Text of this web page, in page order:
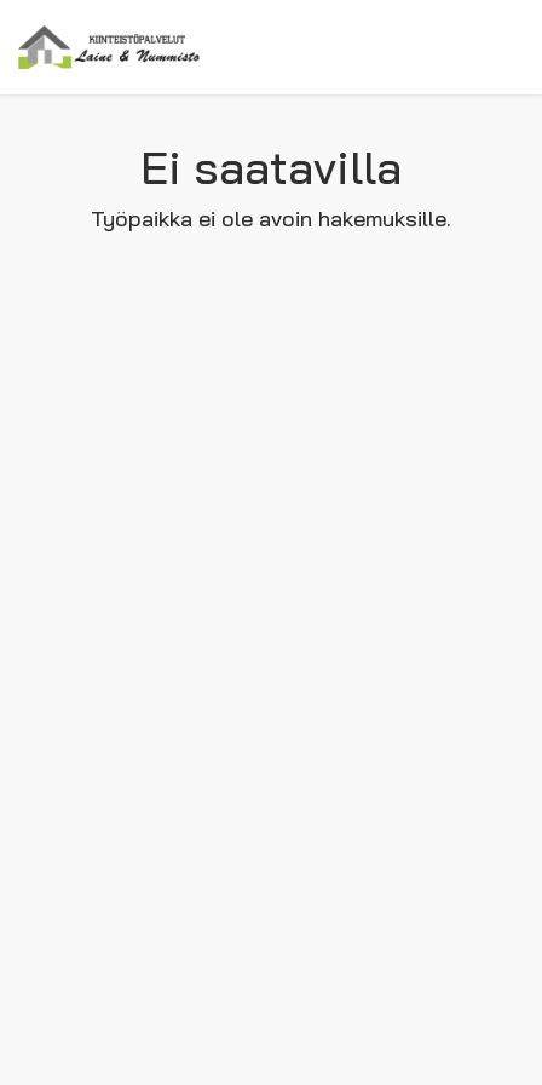
Ei saatavilla
Työpaikka ei ole avoin hakemuksille.